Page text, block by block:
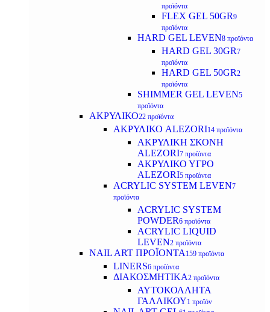
προϊόντα
FLEX GEL 50GR9
προϊόντα
HARD GEL LEVEN8 προϊόντα
HARD GEL 30GR7
προϊόντα
HARD GEL 50GR2
προϊόντα
SHIMMER GEL LEVEN5
προϊόντα
ΑΚΡΥΛΙΚΟ22 προϊόντα
ΑΚΡΥΛΙΚΟ ALEZORI14 προϊόντα
ΑΚΡΥΛΙΚΗ ΣΚΟΝΗ
ALEZORI7 προϊόντα
ΑΚΡΥΛΙΚΟ ΥΓΡΟ
ALEZORI5 προϊόντα
ACRYLIC SYSTEM LEVEN7
προϊόντα
ACRYLIC SYSTEM
POWDER6 προϊόντα
ACRYLIC LIQUID
LEVEN2 προϊόντα
NAIL ART ΠΡΟΪΟΝΤΑ 159 προϊόντα
LINERS6 προϊόντα
ΔΙΑΚΟΣΜΗΤΙΚΑ2 προϊόντα
ΑΥΤΟΚΟΛΛΗΤΑ
ΓΑΛΛΙΚΟΥ1 προϊόν